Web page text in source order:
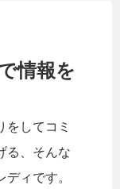
情報を
をしてコミ
る、そんな
ィです。